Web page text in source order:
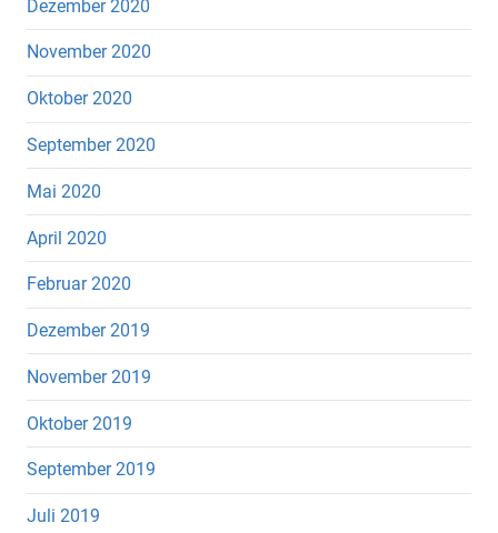
Dezember 2020
November 2020
Oktober 2020
September 2020
Mai 2020
April 2020
Februar 2020
Dezember 2019
November 2019
Oktober 2019
September 2019
Juli 2019